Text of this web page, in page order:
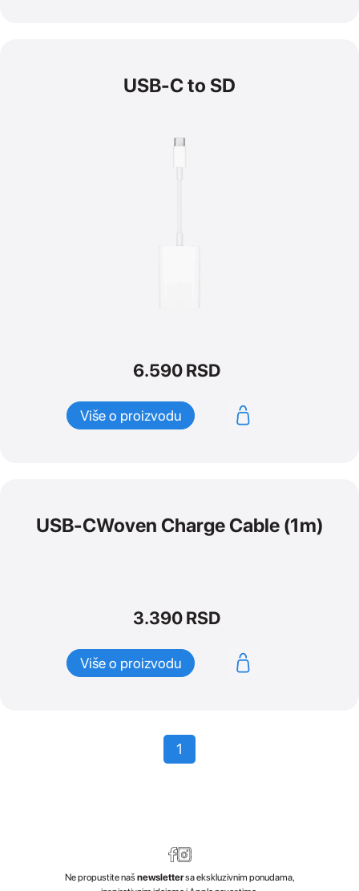
USB-C to SD
6.590RSD
Više o proizvodu
USB-CWoven Charge Cable (1m)
3.390RSD
Više o proizvodu
1
Ne propustite našnewslettersa ekskluzivnim ponudama,